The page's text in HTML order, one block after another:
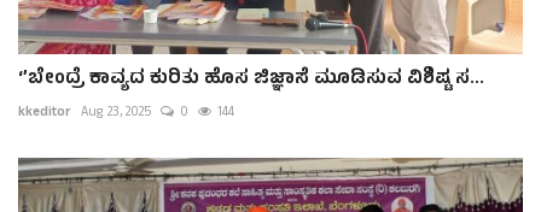
‘’ಬೇಂದ್ರೆ ಕಾವ್ಯದ ಕುರಿತು ಹೊಸ ಜಿಜ್ಞಾಸೆ ಮೂಡಿಸುವ ವಿಶಿಷ್ಟ ಸ...
kkeditor Aug 23, 2025 0 144